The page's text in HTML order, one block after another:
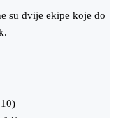
su dvije ekipe koje do